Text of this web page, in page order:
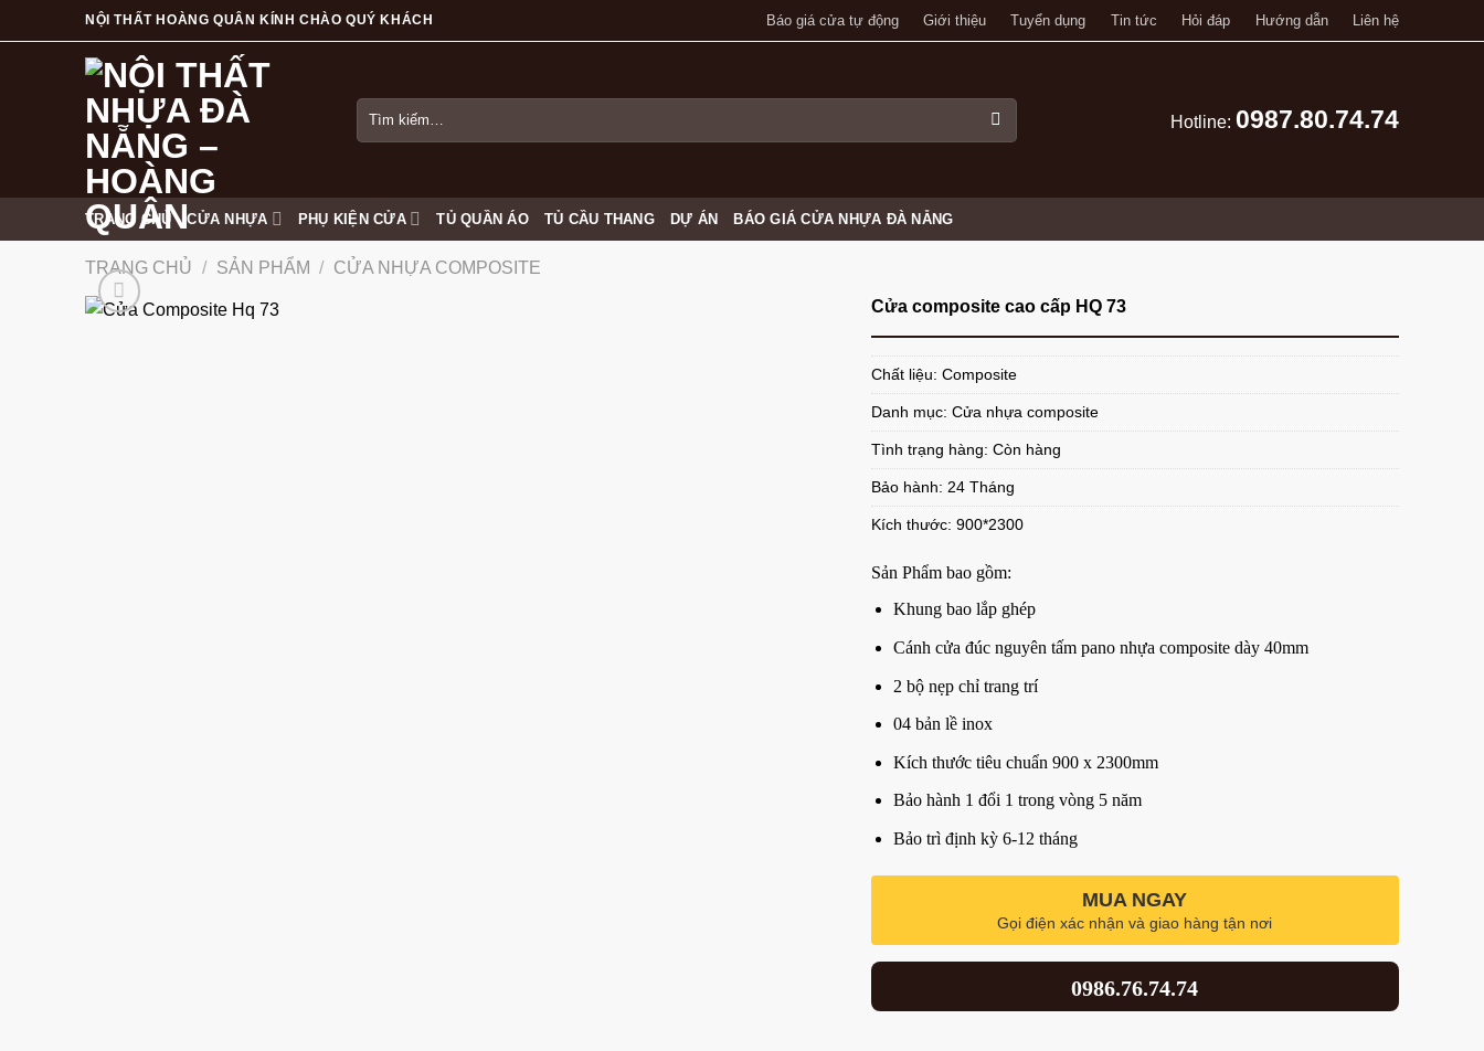
to
NỘI THẤT HOÀNG QUÂN KÍNH CHÀO QUÝ KHÁCH Báo giá cửa tự động Giới thiệu Tuyển dụng Tin tức Hỏi đáp Hướng dẫn Liên hệ
Tìm
kiếm:
Hotline: 0987.80.74.74
TRANG CHỦ CỬA NHỰA PHỤ KIỆN CỬA TỦ QUẦN ÁO TỦ CẦU THANG DỰ ÁN BÁO GIÁ CỬA NHỰA ĐÀ NẴNG
TRANG CHỦ / SẢN PHẨM / CỬA NHỰA COMPOSITE
Cửa composite cao cấp HQ 73
Chất liệu: Composite
Danh mục: Cửa nhựa composite
Tình trạng hàng: Còn hàng
Bảo hành: 24 Tháng
Kích thước: 900*2300
Sản Phẩm bao gồm:
Khung bao lắp ghép
Cánh cửa đúc nguyên tấm pano nhựa composite dày 40mm
2 bộ nẹp chỉ trang trí
04 bản lề inox
Kích thước tiêu chuẩn 900 x 2300mm
Bảo hành 1 đổi 1 trong vòng 5 năm
Bảo trì định kỳ 6-12 tháng
MUA NGAY
Gọi điện xác nhận và giao hàng tận nơi
0986.76.74.74